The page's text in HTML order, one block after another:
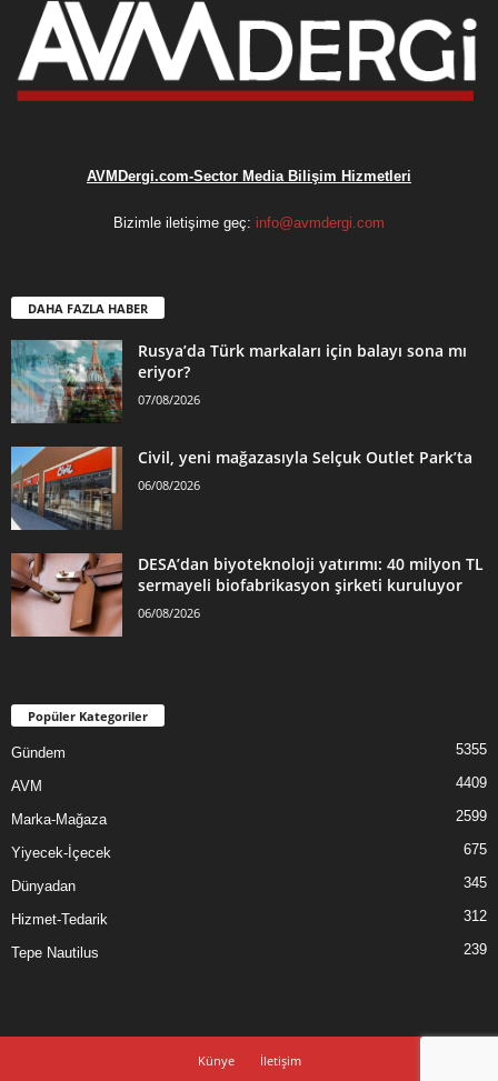
AVMDergi.com-Sector Media Bilişim Hizmetleri
Bizimle iletişime geç: info@avmdergi.com
DAHA FAZLA HABER
Rusya’da Türk markaları için balayı sona mı
eriyor?
07/08/2026
Civil, yeni mağazasıyla Selçuk Outlet Park’ta
06/08/2026
DESA’dan biyoteknoloji yatırımı: 40 milyon TL
sermayeli biofabrikasyon şirketi kuruluyor
06/08/2026
Popüler Kategoriler
Gündem 5355
AVM 4409
Marka-Mağaza 2599
Yiyecek-İçecek 675
Dünyadan 345
Hizmet-Tedarik 312
Tepe Nautilus 239
Künye İletişim